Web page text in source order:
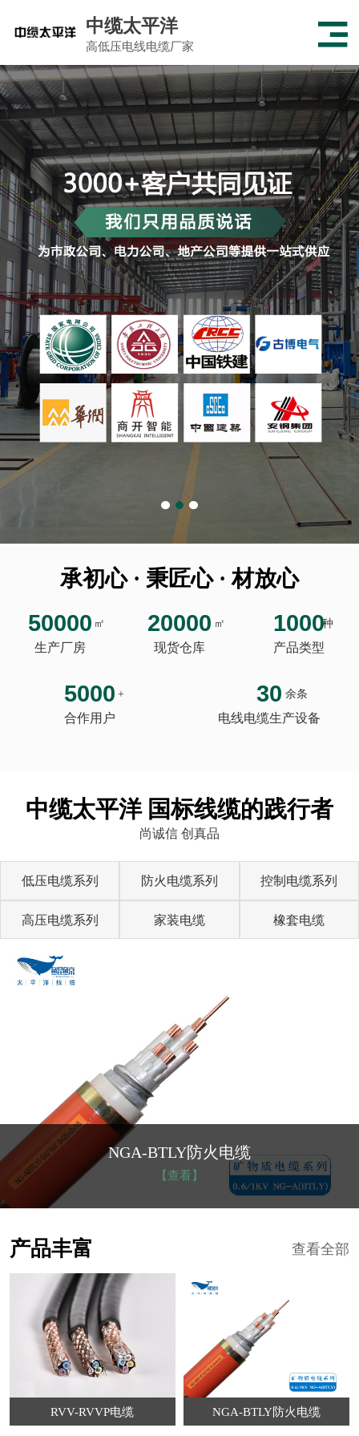
中缆太平洋
高低压电线电缆厂家
承初心 · 秉匠心 · 材放心
50000 ㎡
生产厂房
20000 ㎡
现货仓库
1000种
产品类型
5000 +
合作用户
30 余条
电线电缆生产设备
中缆太平洋 国标线缆的践行者
尚诚信 创真品
低压电缆系列 防火电缆系列 控制电缆系列
高压电缆系列 家装电缆 橡套电缆
NGA-BTLY防火电缆
【查看】
查看全部
产品丰富
RVV-RVVP电缆 NGA-BTLY防火电缆